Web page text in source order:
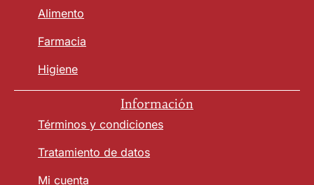
Alimento
Farmacia
Higiene
Información
Términos y condiciones
Tratamiento de datos
Mi cuenta